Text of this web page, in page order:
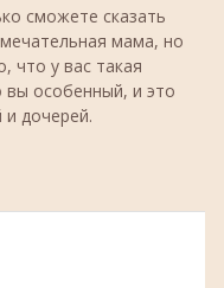
сможете сказать
мама, но
что у вас такая
вы особенный, и это
дочерей.